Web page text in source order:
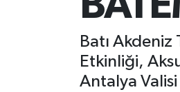
Batı
Etkinliği,
Antalya Valisi